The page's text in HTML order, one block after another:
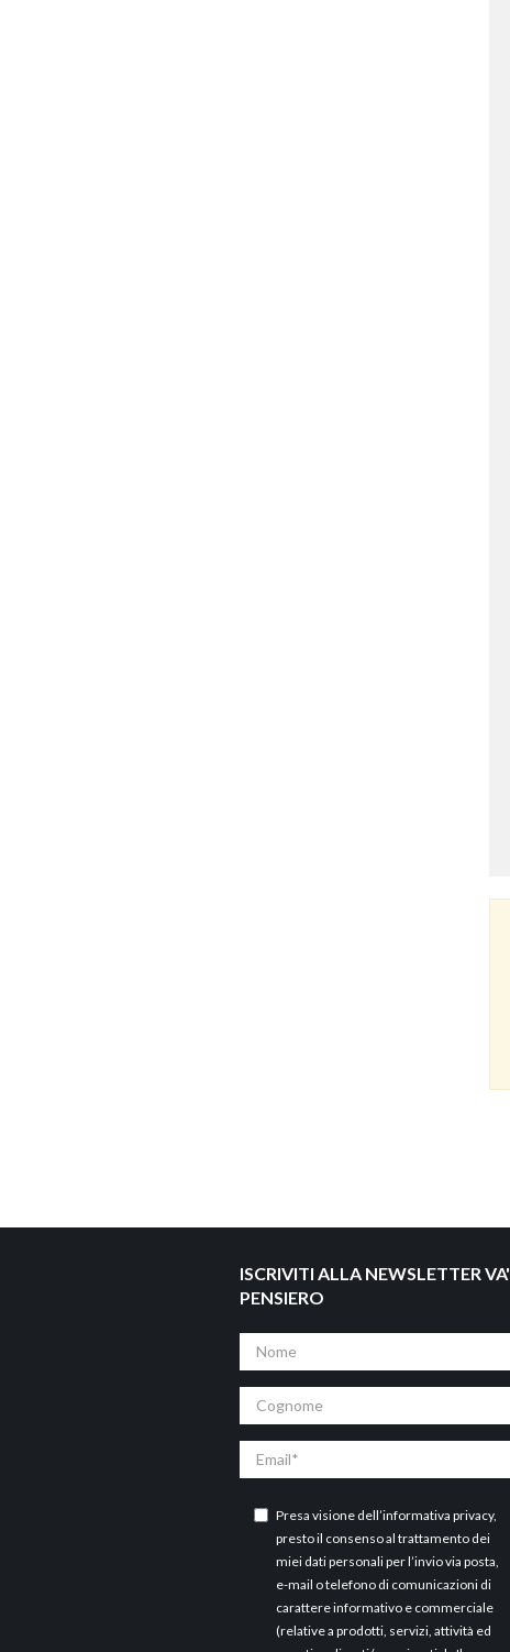
ISCRIVITI ALLA NEWSLETTER VA'
PENSIERO
Nome
Cognome
Email
Presa visione dell’informativa privacy,
presto il consenso al trattamento dei
miei dati personali per l’invio via posta,
e-mail o telefono di comunicazioni di
carattere informativo e commerciale
(relative a prodotti, servizi, attività ed